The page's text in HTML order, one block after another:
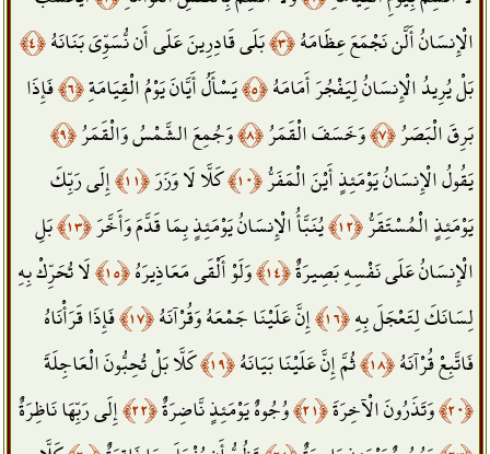
الْإِنسَانُ أَلَّن نَجْمَعَ عِظَامَهُ﴿٣﴾ بَلَى قَادِرِينَ عَلَى أَن نُّسَوِّيَ بَنَانَهُ﴿٤﴾
بَلْ يُرِيدُ الْإِنسَانُ لِيَفْجُرَ أَمَامَهُ﴿٥﴾ يَسْأَلُ أَيَّانَ يَوْمُ الْقِيَامَةِ﴿٦﴾ فَإِذَا
بَرِقَ الْبَصَرُ﴿٧﴾ وَخَسَفَ الْقَمَرُ﴿٨﴾ وَجُمِعَ الشَّمْسُ وَالْقَمَرُ﴿٩﴾
يَقُولُ الْإِنسَانُ يَوْمَئِذٍ أَيْنَ الْمَفَرُّ﴿١٠﴾ كَلَّا لَا وَزَرَ﴿١١﴾
إِلَى رَبِّكَ
يَوْمَئِذٍ الْمُسْتَقَرُّ﴿١٢﴾ يُنَبَّأُ الْإِنسَانُ يَوْمَئِذٍ بِمَا قَدَّمَ وَأَخَّرَ﴿١٣﴾
بَلِ
الْإِنسَانُ عَلَى نَفْسِهِ بَصِيرَةٌ﴿١٤﴾ وَلَوْ أَلْقَى مَعَاذِيرَهُ﴿١٥﴾
لَا تُحَرِّكْ بِهِ
لِسَانَكَ لِتَعْجَلَ بِهِ﴿١٦﴾ إِنَّ عَلَيْنَا جَمْعَهُ وَقُرْآنَهُ﴿١٧﴾
فَإِذَا قَرَأْنَاهُ
فَاتَّبِعْ قُرْآنَهُ﴿١٨﴾ ثُمَّ إِنَّ عَلَيْنَا بَيَانَهُ﴿١٩﴾
كَلَّا بَلْ تُحِبُّونَ الْعَاجِلَةَ
﴿٢٠﴾
وَتَذَرُونَ الْآخِرَةَ﴿٢١﴾ وُجُوهٌ يَوْمَئِذٍ نَّاضِرَةٌ﴿٢٢﴾
إِلَى رَبِّهَا نَاظِرَةٌ